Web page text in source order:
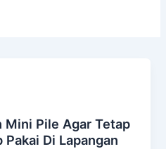
Mini Pile Agar Tetap
Pakai Di Lapangan